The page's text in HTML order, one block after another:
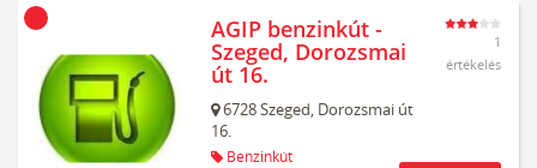
AGIP benzinkút -
Szeged, Dorozsmai
út 16.
6728Szeged, Dorozsmai út
16.
Benzinkút
1
értékelés